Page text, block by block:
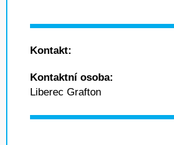
Kontakt:
Kontaktní osoba:
Liberec Grafton